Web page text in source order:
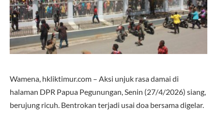
Wamena, hkliktimur.com – Aksi unjuk rasa damai di
halaman DPR Papua Pegunungan, Senin (27/4/2026) siang,
berujung ricuh. Bentrokan terjadi usai doa bersama digelar.